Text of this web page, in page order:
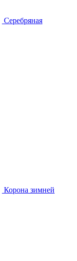
Серебряная
Корона зимней